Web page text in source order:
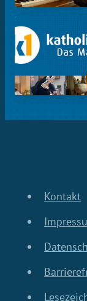
Kontakt